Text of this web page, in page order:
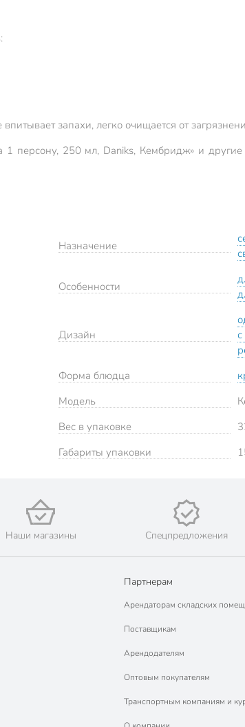
запахи, легко очищается от
персону, 250 мл, Daniks, Кембридж» и
Назначение
Особенности
Дизайн
Форма блюдца
Модель
Вес в упаковке
Габариты упаковки
Наши магазины Спецпредложения
Партнерам
Арендаторам складских
Поставщикам
Арендодателям
Оптовым покупателям
Транспортным компаниям и